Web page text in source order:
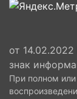
от
знак
При полном